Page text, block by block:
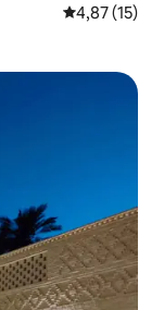
Gemiddelde
4,87 (15)